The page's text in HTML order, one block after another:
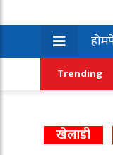
खेलकुद
Trending
खेलाडी